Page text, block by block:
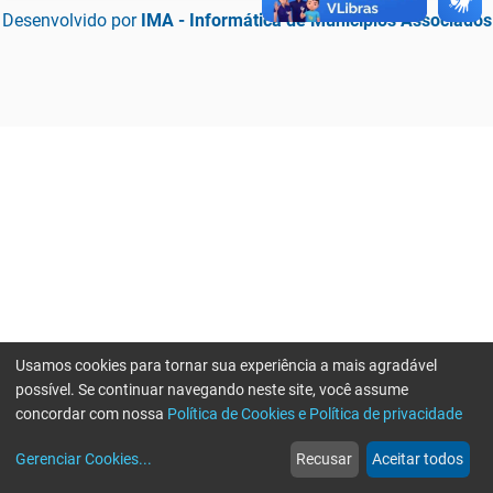
Desenvolvido por IMA - Informática de Municípios Associados
web
Notícias
more_horiz
Mais
Usamos cookies para tornar sua experiência a mais agradável
possível. Se continuar navegando neste site, você assume
concordar com nossa Política de Cookies e Política de privacidade
Gerenciar Cookies... Recusar Aceitar todos
Erro ao enviar informações, por favor tente novamente